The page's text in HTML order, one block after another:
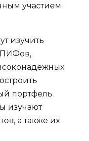
участием.
изучить
ПИФов,
портфель.
изучают
а также их